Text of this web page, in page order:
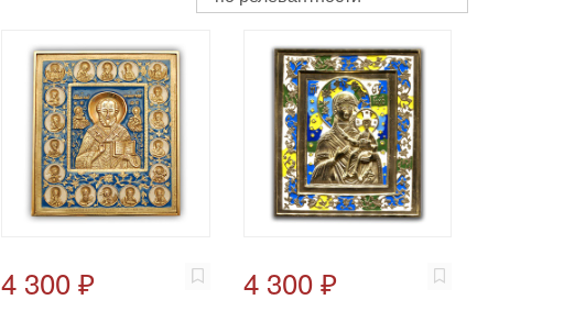
4 300 ₽ 4 300 ₽